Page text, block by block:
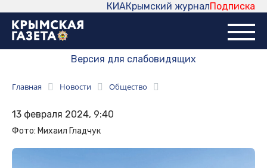
Подписка
Крымский журнал
КИА
Версия для слабовидящих
Главная Новости Общество
13 февраля 2024, 9:40
Фото: Михаил Гладчук